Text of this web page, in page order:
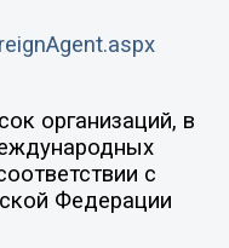
организаций, в
с
Федерации